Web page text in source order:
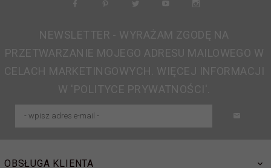
NEWSLETTER - WYRAŻAM ZGODĘ NA
PRZETWARZANIE MOJEGO ADRESU MAILOWEGO W
CELACH MARKETINGOWYCH. WIĘCEJ INFORMACJI
W 'POLITYCE PRYWATNOŚCI'.
OBSŁUGA KLIENTA